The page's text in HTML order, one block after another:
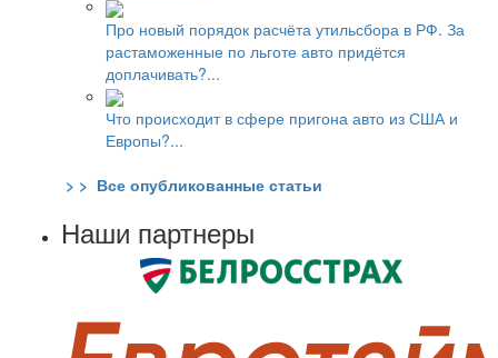
Про новый порядок расчёта утильсбора в РФ. За
растаможенные по льготе авто придётся
доплачивать?...
Что происходит в сфере пригона авто из США и
Европы?...
> > Все опубликованные статьи
Наши партнеры